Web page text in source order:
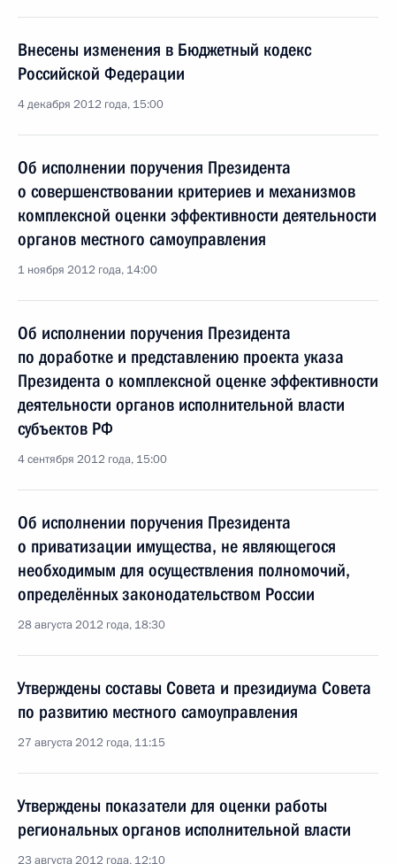
Внесены изменения в Бюджетный кодекс
Российской Федерации
4 декабря 2012 года, 15:00
Об исполнении поручения Президента
о совершенствовании критериев и механизмов
комплексной оценки эффективности деятельности
органов местного самоуправления
1 ноября 2012 года, 14:00
Об исполнении поручения Президента
по доработке и представлению проекта указа
Президента о комплексной оценке эффективности
деятельности органов исполнительной власти
субъектов РФ
4 сентября 2012 года, 15:00
Об исполнении поручения Президента
о приватизации имущества, не являющегося
необходимым для осуществления полномочий,
определённых законодательством России
28 августа 2012 года, 18:30
Утверждены составы Совета и президиума Совета
по развитию местного самоуправления
27 августа 2012 года, 11:15
Утверждены показатели для оценки работы
региональных органов исполнительной власти
23 августа 2012 года, 12:10